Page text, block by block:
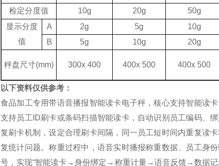
检定分度值
10g 20g 50g
显示分度
值
A 2g 5g 10g
B
5g 10g 20g
秤盘尺寸(mm) 300x 400 400x 500 400x 500
以下资料仅供参考：
食品加工专用带语音播报智能读卡电子秤，核心支持智能读
支持员工ID刷卡或条码扫描智能读卡，自动识别员工编码、
复刷卡机制，设定合理刷卡间隔，同一员工短时间内重复读
复统计问题。称重过程中，语音实时播报称重数据、员工身
号，实现“智能读卡→身份绑定→称重计量→语音反馈→数据记